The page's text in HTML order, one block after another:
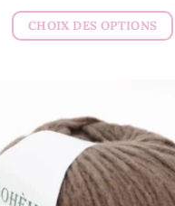
CHOIX DES OPTIONS
plusieurs
variations.
Les
options